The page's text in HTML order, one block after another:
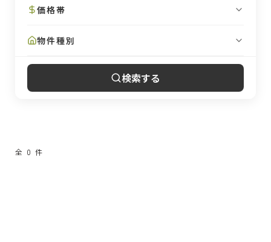
価格帯
物件種別
検索する
全 0 件